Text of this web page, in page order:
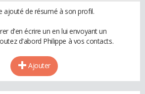
ajouté de résumé à son profil.
d'en écrire un en lui envoyant un
d'abord Philippe à vos contacts.
Ajouter